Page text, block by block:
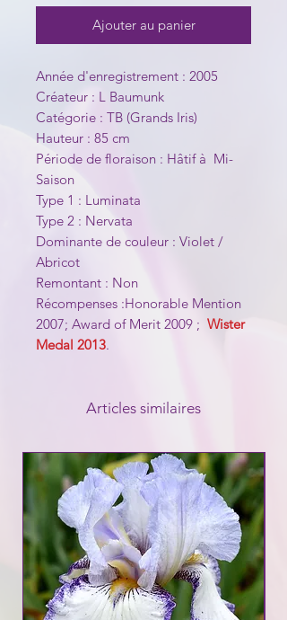
Ajouter au panier
Année d'enregistrement : 2005
Créateur : L Baumunk
Catégorie : TB (Grands Iris)
Hauteur : 85 cm
Période de floraison : Hâtif à Mi-
Saison
Type 1 : Luminata
Type 2 : Nervata
Dominante de couleur : Violet /
Abricot
Remontant : Non
Récompenses :Honorable Mention
2007; Award of Merit 2009 ; Wister
Medal 2013.
Articles similaires